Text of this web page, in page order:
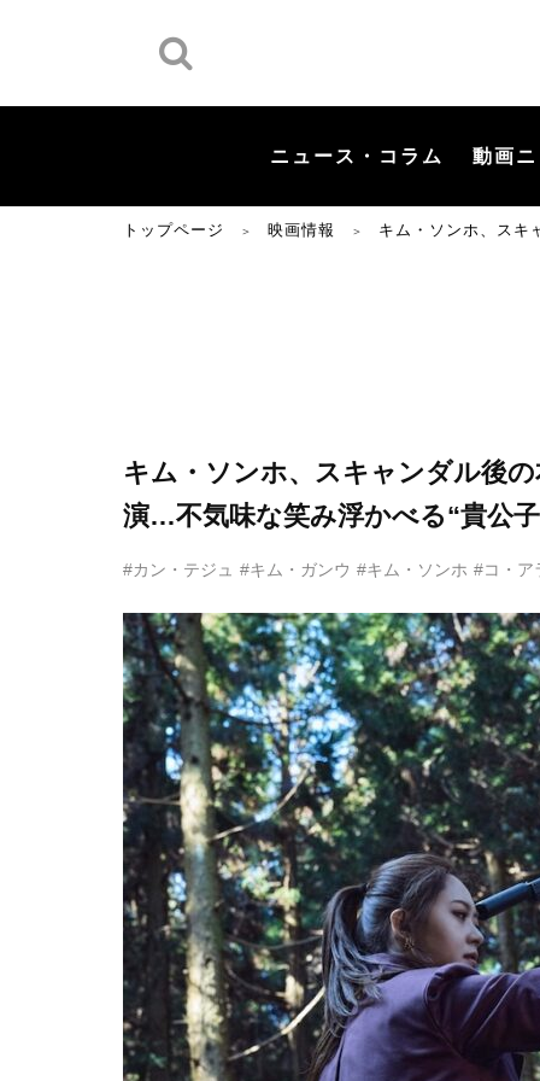
ニュース・コラム 動画
トップページ ＞ 映画情報 ＞ キム・ソンホ、スキ
キム・ソンホ、スキャンダル後
演…不気味な笑み浮かべる“貴公
#カン・テジュ #キム・ガンウ #キム・ソンホ #コ・ア